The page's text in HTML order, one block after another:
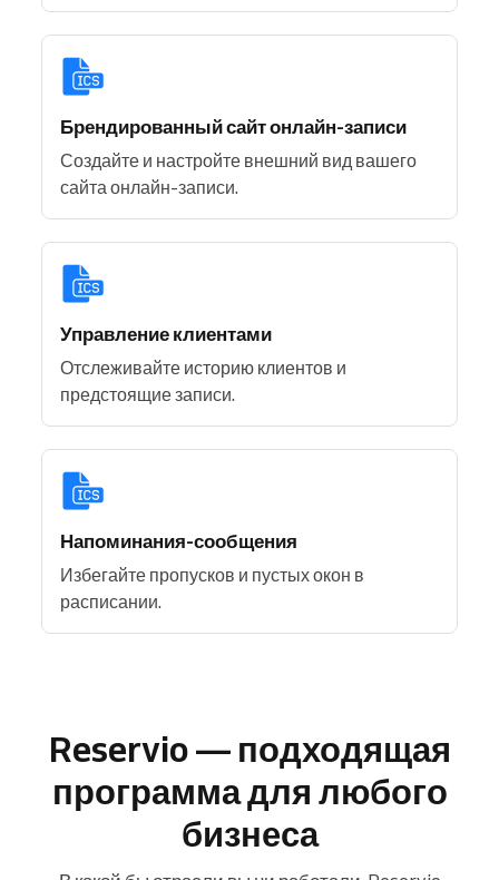
Брендированный сайт онлайн-записи
Создайте и настройте внешний вид вашего
сайта онлайн-записи.
Управление клиентами
Отслеживайте историю клиентов и
предстоящие записи.
Напоминания-сообщения
Избегайте пропусков и пустых окон в
расписании.
Reservio — подходящая
программа для любого
бизнеса